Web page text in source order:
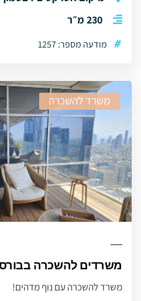
# מודעה מספר: 1257
משרד להשכרה
משרדים להשכרה
משרד להשכרה עם נוף מדהים!